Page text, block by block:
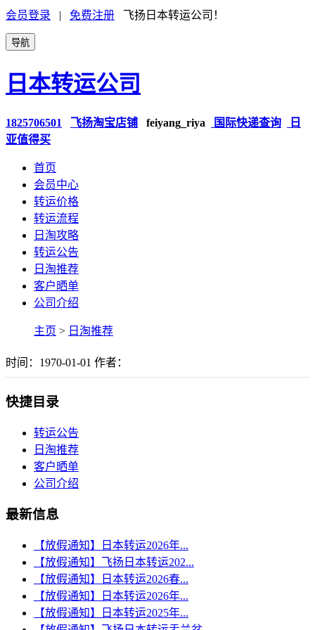
会员登录 | 免费注册 飞扬日本转运公司！
导航
日本转运公司
1825706501 飞扬淘宝店铺 feiyang_riya 国际快递查询
日
亚值得买
首页
会员中心
转运价格
转运流程
日淘攻略
转运公告
日淘推荐
客户晒单
公司介绍
主页 > 日淘推荐
时间：1970-01-01 作者：
快捷目录
转运公告
日淘推荐
客户晒单
公司介绍
最新信息
【放假通知】日本转运2026年...
【放假通知】飞扬日本转运202...
【放假通知】日本转运2026春...
【放假通知】日本转运2026年...
【放假通知】日本转运2025年...